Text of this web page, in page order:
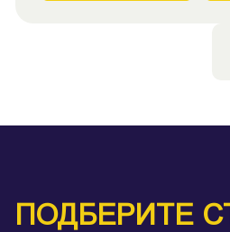
ПОДБЕРИТЕ